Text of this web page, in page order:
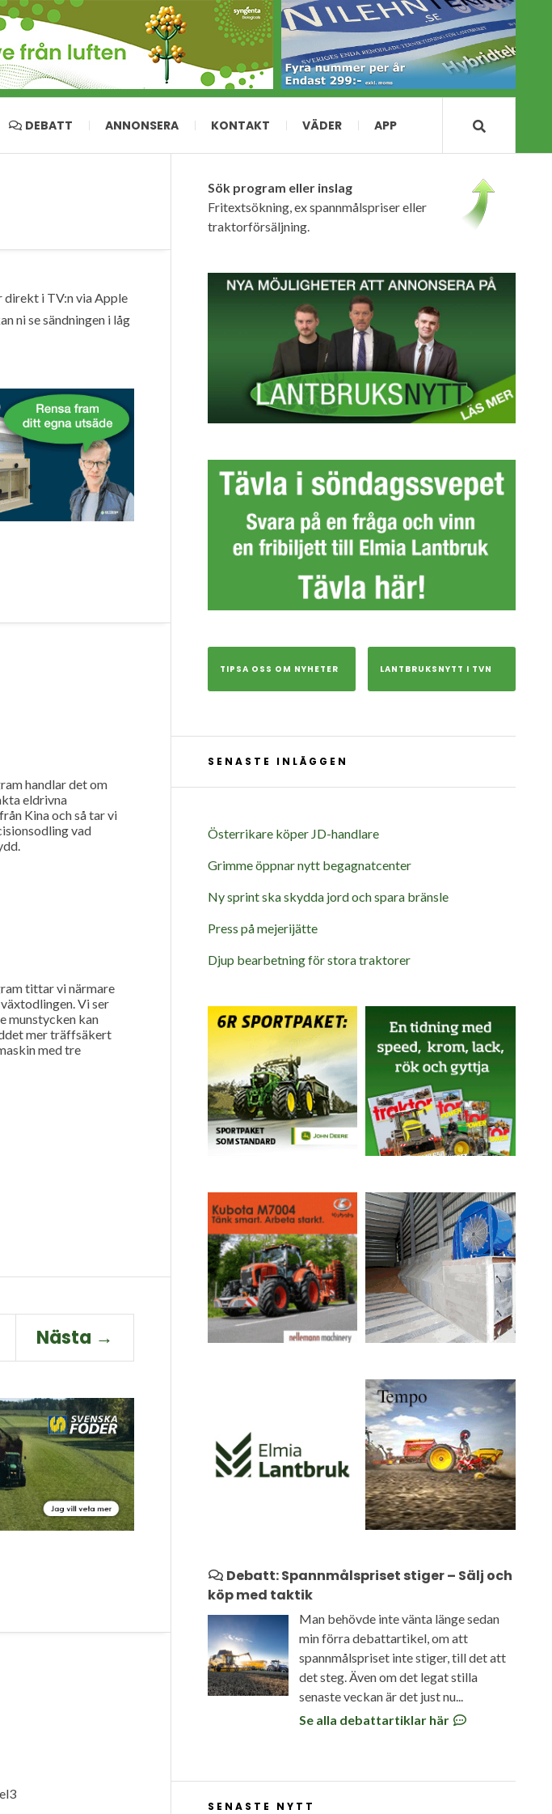
DEBATT ANNONSERA KONTAKT VÄDER APP
direkt i TV:n via Apple
ni se sändningen i låg
handlar det om
eldrivna
Kina och så tar vi
vad
tittar vi närmare
Vi ser
munstycken kan
mer träffsäkert
med tre
Nästa →
Sök program eller inslag
Fritextsökning, ex spannmålspriser eller
traktorförsäljning.
TIPSA OSS OM NYHETER LANTBRUKSNYTT I TVN
SENASTE INLÄGGEN
Österrikare köper JD-handlare
Grimme öppnar nytt begagnatcenter
Ny sprint ska skydda jord och spara bränsle
Press på mejerijätte
Djup bearbetning för stora traktorer
Debatt: Spannmålspriset stiger – Sälj och
köp med taktik
Man behövde inte vänta länge sedan
min förra debattartikel, om att
spannmålspriset inte stiger, till det att
det steg. Även om det legat stilla
senaste veckan är det just nu...
Se alla debattartiklar här
SENASTE NYTT